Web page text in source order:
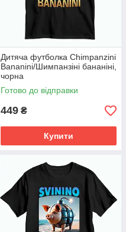
Дитяча футболка Chimpanzini
Bananini/Шимпанзіні бананіні,
чорна
Готово до відправки
449 ₴
Купити